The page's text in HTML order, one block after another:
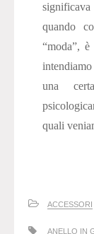
quando
“moda”,
una
quali
ACCESSORI
ANELLO IN